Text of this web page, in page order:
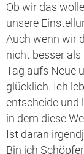
Ob wir das
unsere
Auch wenn wir
nicht besser als
Tag aufs Neue
glücklich. Ich
entscheide und
in dem diese
Ist daran
Bin ich